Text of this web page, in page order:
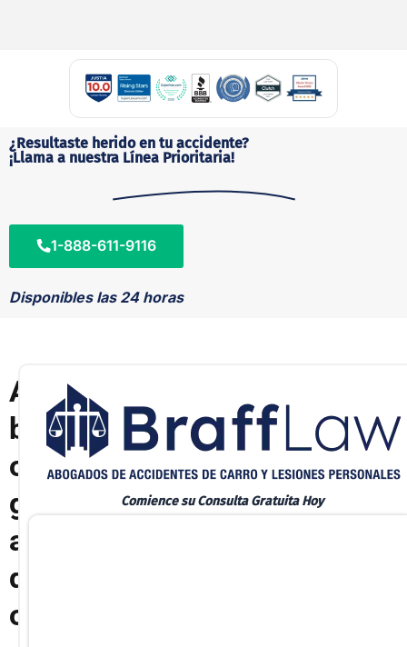
¿Resultaste herido en tu accidente?
¡Llama a nuestra Línea Prioritaria!
1-888-611-9116
Disponibles las 24 horas
A
b
o
g
a
d
o
Comience su Consulta Gratuita Hoy